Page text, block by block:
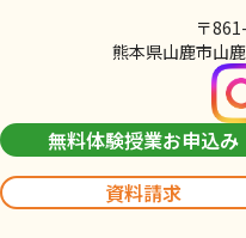
〒
熊本県山鹿市山
無料体験授業お申込み
資料請求